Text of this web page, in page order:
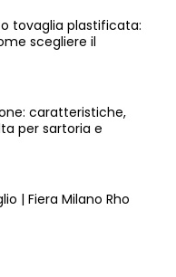
tovaglia plastificata:
scegliere il
caratteristiche,
per sartoria e
| Fiera Milano Rho